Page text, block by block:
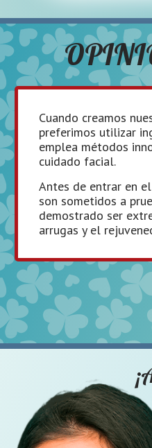
Cuando creamos
preferimos utilizar
emplea métodos
cuidado facial.
Antes de entrar en
son sometidos a
demostrado ser
arrugas y el